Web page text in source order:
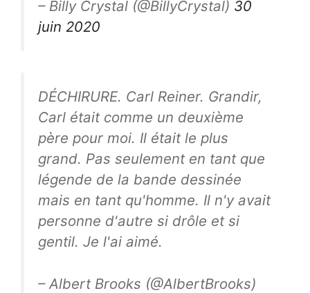
– Billy Crystal (@BillyCrystal) 30
juin 2020
DÉCHIRURE. Carl Reiner. Grandir,
Carl était comme un deuxième
père pour moi. Il était le plus
grand. Pas seulement en tant que
légende de la bande dessinée
mais en tant qu'homme. Il n'y avait
personne d'autre si drôle et si
gentil. Je l'ai aimé.
– Albert Brooks (@AlbertBrooks)